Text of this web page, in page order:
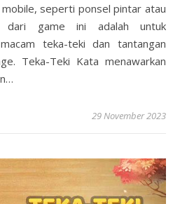
seperti ponsel pintar atau
dari game ini adalah untuk
teka-teki dan tantangan
Teka-Teki Kata menawarkan
29 November 2023